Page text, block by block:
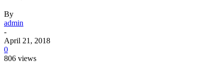
By
admin
-
April 21, 2018
0
806 views